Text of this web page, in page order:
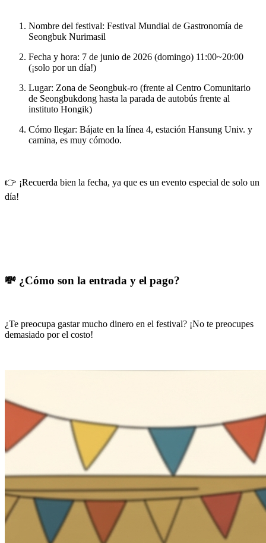
Nombre del festival: Festival Mundial de Gastronomía de
Seongbuk Nurimasil
Fecha y hora: 7 de junio de 2026 (domingo) 11:00~20:00
(¡solo por un día!)
Lugar: Zona de Seongbuk-ro (frente al Centro Comunitario
de Seongbukdong hasta la parada de autobús frente al
instituto Hongik)
Cómo llegar: Bájate en la línea 4, estación Hansung Univ. y
camina, es muy cómodo.
👉 ¡Recuerda bien la fecha, ya que es un evento especial de solo un
día!
💸 ¿Cómo son la entrada y el pago?
¿Te preocupa gastar mucho dinero en el festival? ¡No te preocupes
demasiado por el costo!